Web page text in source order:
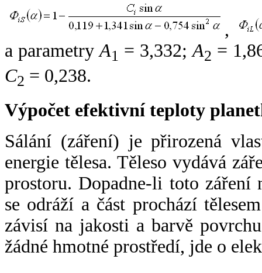
,
a parametryA1 = 3,332;A2 =
C2 = 0,238.
Výpočet efektivní teploty
Sálání (záření) je přirozená
energie tělesa. Těleso vydává
prostoru. Dopadne-li toto záření
se odráží a část prochází
závisí na jakosti a barvě
žádné hmotné prostředí, jde o